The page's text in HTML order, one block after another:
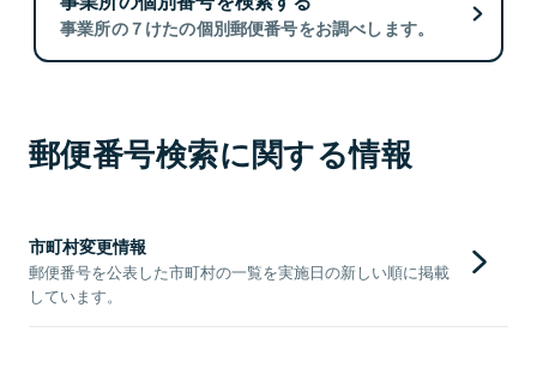
事業所の７けたの個別郵便番号をお調べします。
郵便番号検索に関する情報
市町村変更情報
郵便番号を公表した市町村の一覧を実施日の新しい順に掲載
しています。